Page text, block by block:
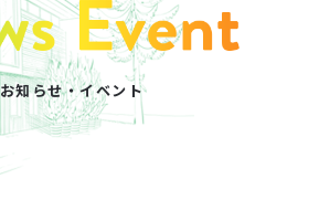
お知らせ・イベント